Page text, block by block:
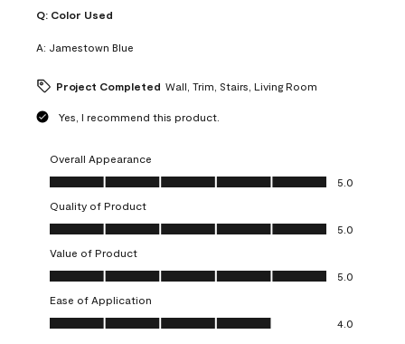
Q: Color Used
A: Jamestown Blue
Project Completed Wall, Trim, Stairs, Living Room
Yes, I recommend this product.
Overall Appearance
Overall Appearance, 5.0 out of 5
5.0
Quality of Product
Quality of Product, 5.0 out of 5
5.0
Value of Product
Value of Product, 5.0 out of 5
5.0
Ease of Application
Ease of Application, 4.0 out of 5
4.0